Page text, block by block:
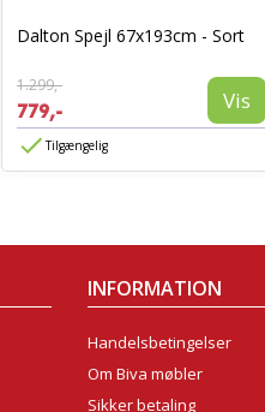
Dalton Spejl 67x193cm - Sort
1.299,-
779,- Vis
Tilgængelig
INFORMATION
Handelsbetingelser
Om Biva møbler
Sikker betaling